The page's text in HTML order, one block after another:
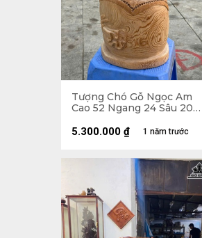
Tượng Chó Gỗ Ngọc Am
Cao 52 Ngang 24 Sâu 20
1 năm trước
5.300.000 ₫